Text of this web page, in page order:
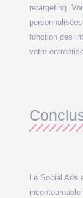
retargeting.
fonction des
votre
Le Social Ads